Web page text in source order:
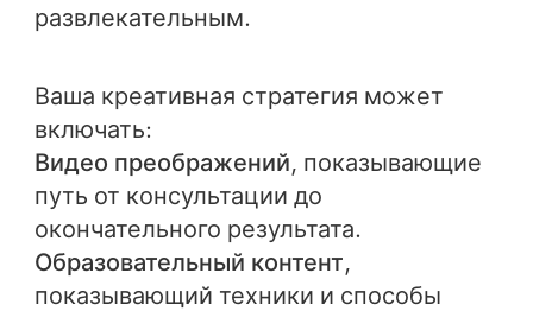
развлекательным.
Ваша креативная стратегия может
включать:
Видео преображений, показывающие
путь от консультации до
окончательного результата.
Образовательный контент,
показывающий техники и способы